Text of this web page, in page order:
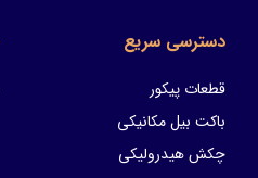
دسترسی سریع
قطعات پیکور
باکت بیل مکانیکی
چکش هیدرولیکی